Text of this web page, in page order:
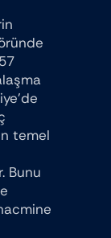
temel
Bunu